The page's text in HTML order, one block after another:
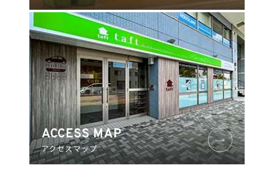
ACCESS MAP
アクセスマップ